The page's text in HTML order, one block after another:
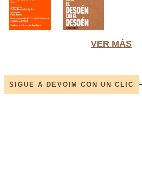
VER MÁS
SIGUE A DEVOIM CON UN CLIC